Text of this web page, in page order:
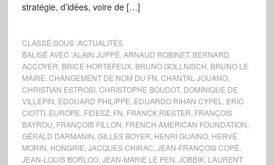
stratégie, d’idées, voire de […]
CLASSÉ SOUS :ACTUALITÉS
BALISÉ AVEC :ALAIN JUPPÉ ARNAUD ROBINET, BERNARD
ACCOYER BRICE HORTEFEUX, BRUNO GOLLNISCH BRUNO LE
MAIRE CHANGEMENT DE NOM DU FN CHANTAL JOUANO,
CHRISTIAN ESTROSI, CHRISTOPHE BOUDOT, DOMINIQUE DE
VILLEPIN EDOUARD PHILIPPE EDUARDO RIHAN CYPEL
ERIC
CIOTTI, EUROPE FIDESZ, FN FRANCK RIESTER FRANÇOIS
BAYROU FRANÇOIS FILLON FRENCH AMERICAN FOUNDATION
GÉRALD DARMANIN GILLES BOYER HENRI GUAINO, HERVÉ
MORIN HONGRIE JACQUES CHIRAC JEAN-FRANÇOIS COPÉ
JEAN-LOUIS BORLOO, JEAN-MARIE LE PEN JOBBIK, LAURENT